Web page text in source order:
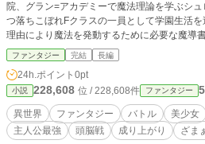
院、グラン=アカデミーで魔法理論を学ぶシ
つ落ちこぼれFクラスの一員として学園生活を送っていた。
理由により魔法を発動するために必要な魔導
籍していたが、実はシュロムには独自に開発
趣味と実益のため秘密裏にパンチラ騒動を引き起
な人知れない魔法スキルを極める彼に、グラ
権力組織、統制委員の影が近づきつつあった
ファンタジー 完結 長編
24h.ポイント 0pt
小説 228,608 位 / 228,608件 ファンタジー
異世界 ファンタジー バトル 美少女
主人公最強
頭脳戦 成り上がり ざま